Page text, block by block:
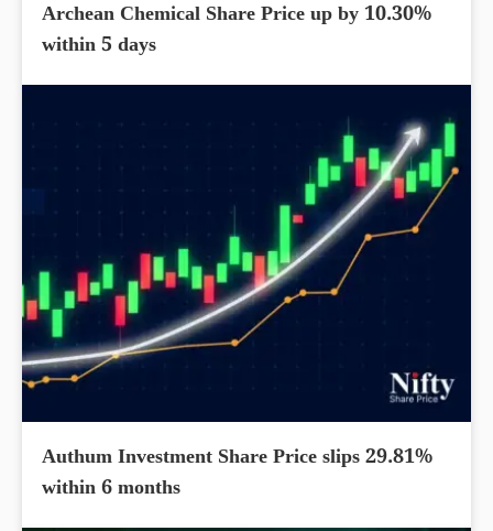
Archean Chemical Share Price up by 10.30%
within 5 days
Authum Investment Share Price slips 29.81%
within 6 months